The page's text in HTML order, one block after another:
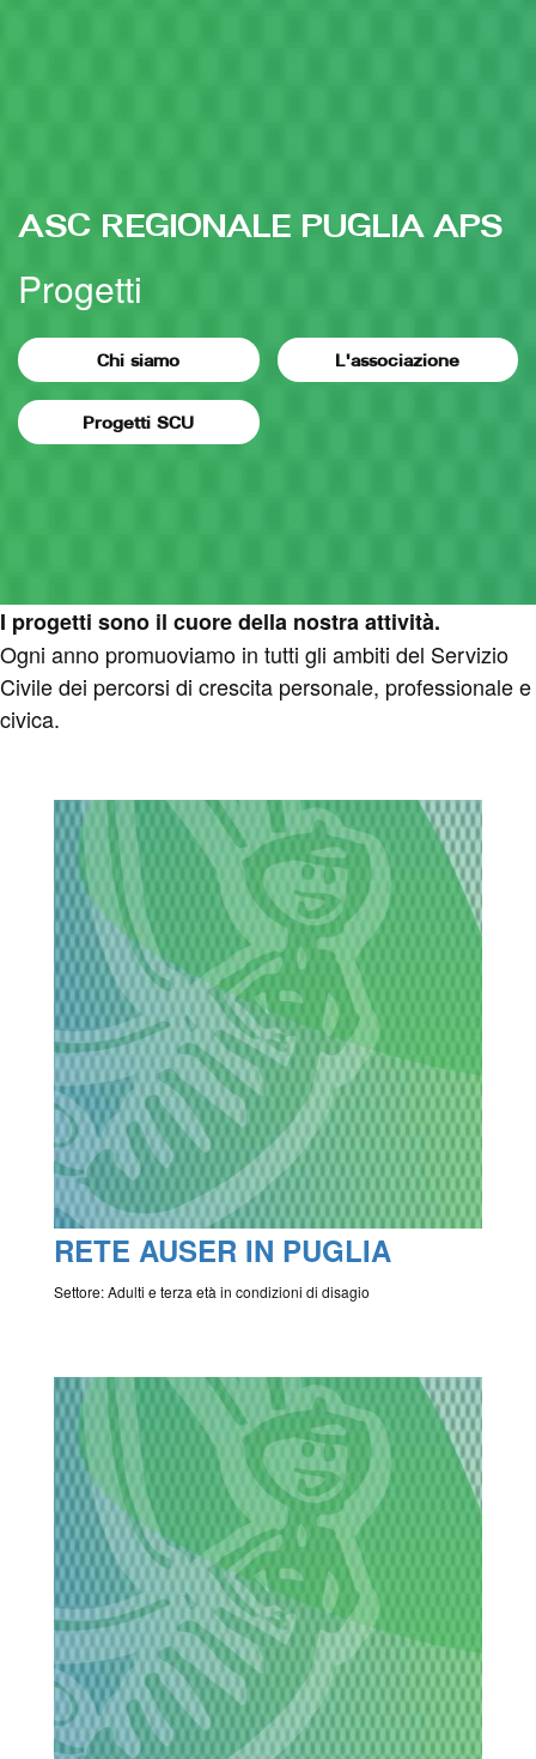
ASC REGIONALE PUGLIA APS
Progetti
Chi siamo L'associazione
Progetti SCU
I progetti sono il cuore della nostra attività.
Ogni anno promuoviamo in tutti gli ambiti del Servizio
Civile dei percorsi di crescita personale, professionale e
civica.
RETE AUSER IN PUGLIA
Settore: Adulti e terza età in condizioni di disagio